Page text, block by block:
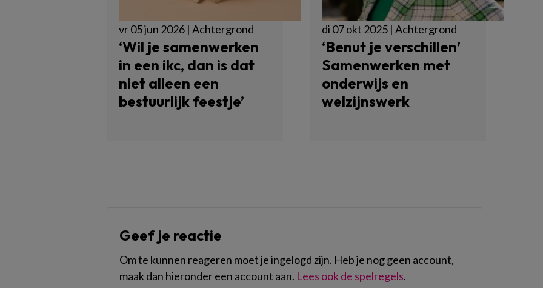
vr 05 jun 2026 | Achtergrond
‘Wil je samenwerken
in een ikc, dan is dat
niet alleen een
bestuurlijk feestje’
di 07 okt 2025 | Achtergrond
‘Benut je verschillen’
Samenwerken met
onderwijs en
welzijnswerk
Geef je reactie
Om te kunnen reageren moet je ingelogd zijn. Heb je nog geen account,
maak dan hieronder een account aan. Lees ook de spelregels.